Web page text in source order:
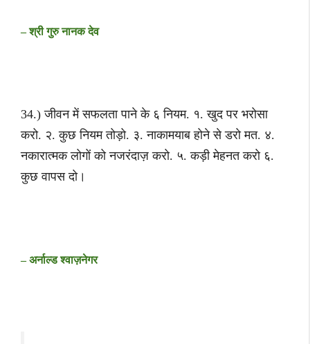
– श्री गुरु नानक देव
34.) जीवन में सफलता पाने के ६ नियम. १. खुद पर भरोसा
करो. २. कुछ नियम तोड़ो. ३. नाकामयाब होने से डरो मत. ४.
नकारात्मक लोगों को नजरंदाज़ करो. ५. कड़ी मेहनत करो ६.
कुछ वापस दो।
– अर्नाल्ड श्वाज़नेगर